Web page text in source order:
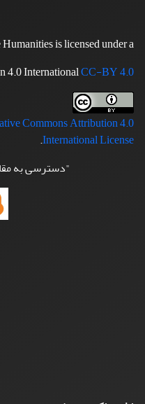
is licensed under a
4.0 InternationalCC-BY 4.0
Commons Attribution 4.0
International License
.
"دسترسی به